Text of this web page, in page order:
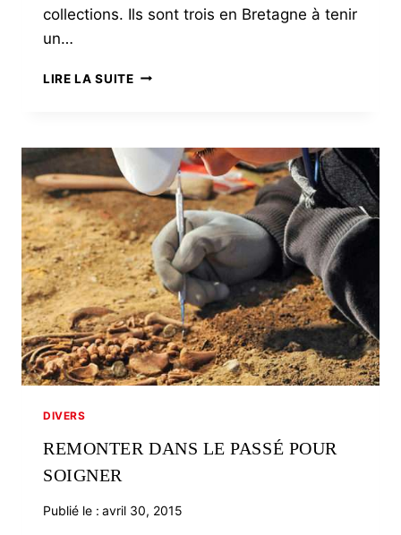
collections. Ils sont trois en Bretagne à tenir
un…
LIRE LA SUITELES
THABOR
DIVERS
REMONTER DANS LE PASSÉ POUR
SOIGNER
Publié le : avril 30, 2015